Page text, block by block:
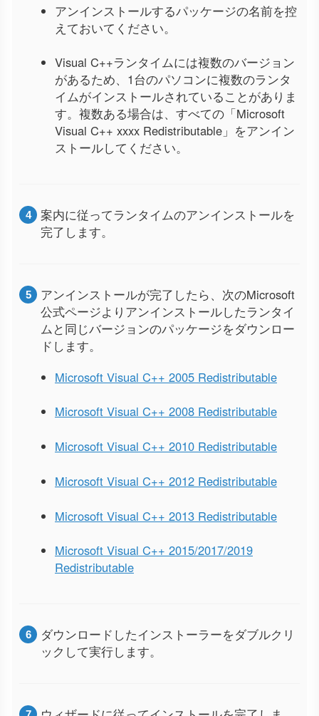
アンインストールするパッケージの名前を控
えておいてください。
Visual C++ランタイムには複数のバージョン
があるため、1台のパソコンに複数のランタ
イムがインストールされていることがありま
す。複数ある場合は、すべての「Microsoft
Visual C++ xxxx Redistributable」をアンイン
ストールしてください。
案内に従ってランタイムのアンインストールを
完了します。
アンインストールが完了したら、次のMicrosoft
公式ページよりアンインストールしたランタイ
ムと同じバージョンのパッケージをダウンロー
ドします。
Microsoft Visual C++ 2005 Redistributable
Microsoft Visual C++ 2008 Redistributable
Microsoft Visual C++ 2010 Redistributable
Microsoft Visual C++ 2012 Redistributable
Microsoft Visual C++ 2013 Redistributable
Microsoft Visual C++ 2015/2017/2019
Redistributable
ダウンロードしたインストーラーをダブルクリ
ックして実行します。